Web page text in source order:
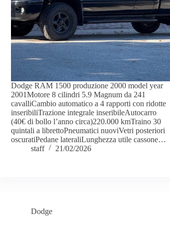
Dodge RAM 1500 produzione 2000 model year
2001Motore 8 cilindri 5.9 Magnum da 241
cavalliCambio automatico a 4 rapporti con ridotte
inseribiliTrazione integrale inseribileAutocarro
(40€ di bollo l’anno circa)220.000 kmTraino 30
quintali a librettoPneumatici nuoviVetri posteriori
oscuratiPedane lateraliLunghezza utile cassone…
staff
21/02/2026
Dodge